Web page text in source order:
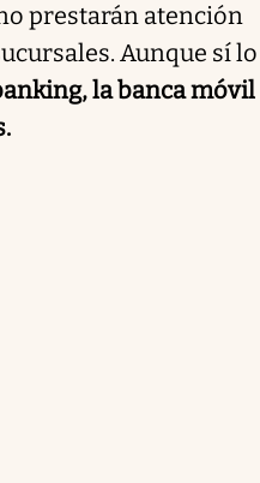
prestarán atención
Aunque sí lo
la banca móvil